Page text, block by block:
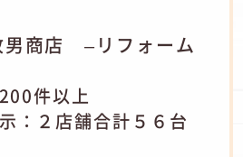
男商店 –リフォーム
件以上
：２店舗合計５６台